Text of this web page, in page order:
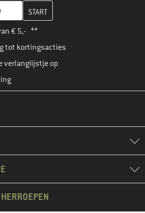
in en maak in de volgende stap je
€ 5,- **
tot kortingsacties
verlanglijstje op